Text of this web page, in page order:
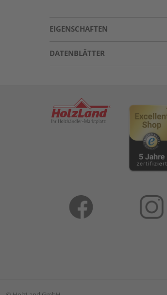
EIGENSCHAFTEN
DATENBLÄTTER